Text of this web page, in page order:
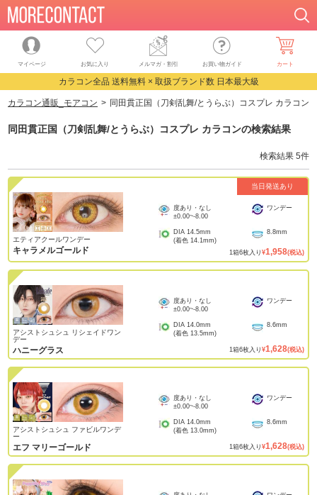
マイページ お気に入り メルマガ・割引 お買い物ガイド カート
カラコン全品 送料無料 × 取扱ブランド数 日本最大級
カラコン通販_モアコン 同田貫正国（刀剣乱舞/とうらぶ）コスプレ カラコン
同田貫正国（刀剣乱舞/とうらぶ）コスプレ カラコンの検索結果
検索結果 5件
当日発送あり
エティアクールワンデー
キャラメルゴールド
度あり・なし
±0.00~-8.00
ワンデー
DIA 14.5mm
(着色 14.1mm)
8.8mm
1箱6枚入り ¥1,958(税込)
アシストシュシュ リシェイドワン
デー
ハニーグラス
度あり・なし
±0.00~-8.00
ワンデー
DIA 14.0mm
(着色 13.5mm)
8.6mm
1箱6枚入り ¥1,628(税込)
アシストシュシュ ファビルワンデ
ー
エフ マリーゴールド
度あり・なし
±0.00~-8.00
ワンデー
DIA 14.0mm
(着色 13.0mm)
8.6mm
1箱6枚入り ¥1,628(税込)